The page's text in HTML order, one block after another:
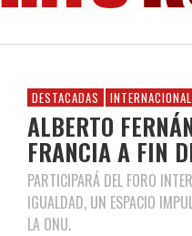
DESTACADAS
ALBERTO
FRANCIA A FIN
PARTICIPARÁ DEL FORO
IGUALDAD, UN ESPACIO
LA ONU.